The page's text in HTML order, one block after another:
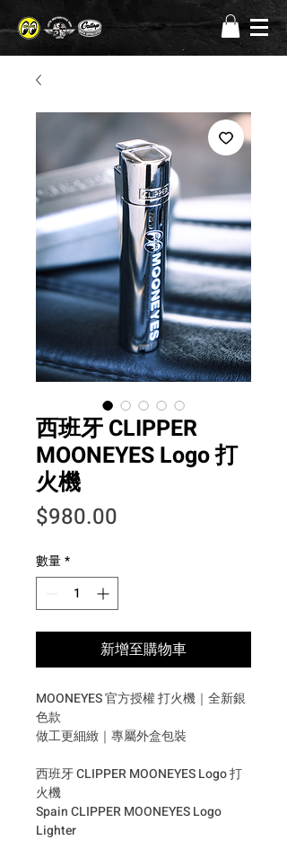
西班牙 CLIPPER
MOONEYES Logo 打
火機
$980.00
數量*
新增至購物車
MOONEYES 官方授權 打火機｜全新銀
色款
做工更細緻｜專屬外盒包裝
西班牙 CLIPPER MOONEYES Logo 打
火機
Spain CLIPPER MOONEYES Logo
Lighter